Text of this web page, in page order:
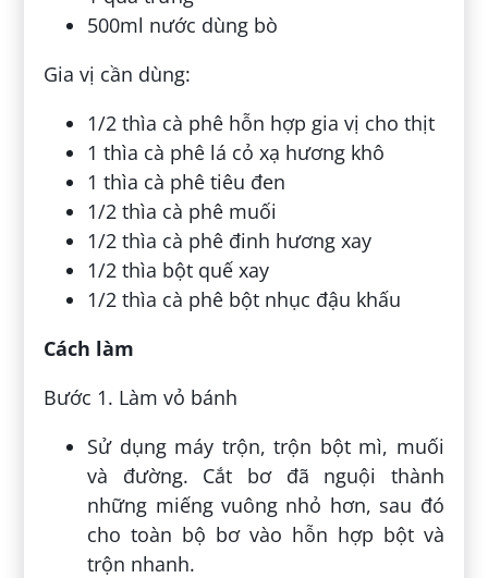
500ml nước dùng bò
Gia vị cần dùng:
1/2 thìa cà phê hỗn hợp gia vị cho thịt
1 thìa cà phê lá cỏ xạ hương khô
1 thìa cà phê tiêu đen
1/2 thìa cà phê muối
1/2 thìa cà phê đinh hương xay
1/2 thìa bột quế xay
1/2 thìa cà phê bột nhục đậu khấu
Cách làm
Bước 1. Làm vỏ bánh
Sử dụng máy trộn, trộn bột mì, muối
và đường. Cắt bơ đã nguội thành
những miếng vuông nhỏ hơn, sau đó
cho toàn bộ bơ vào hỗn hợp bột và
trộn nhanh.